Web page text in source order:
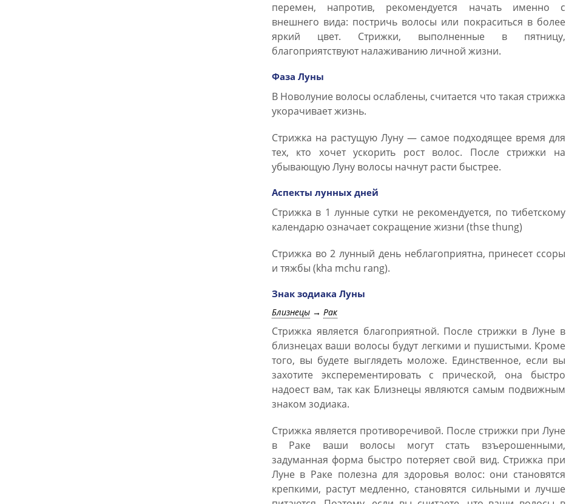
перемен, напротив, рекомендуется начать именно с
внешнего вида: постричь волосы или покраситься в более
яркий цвет. Стрижки, выполненные в пятницу,
благоприятствуют налаживанию личной жизни.
Фаза Луны
В Новолуние волосы ослаблены, считается что такая стрижка
укорачивает жизнь.
Стрижка на растущую Луну — самое подходящее время для
тех, кто хочет ускорить рост волос. После стрижки на
убывающую Луну волосы начнут расти быстрее.
Аспекты лунных дней
Стрижка в 1 лунные сутки не рекомендуется, по тибетскому
календарю означает сокращение жизни (thse thung)
Стрижка во 2 лунный день неблагоприятна, принесет ссоры
и тяжбы (kha mchu rang).
Знак зодиака Луны
Близнецы→ Рак
Стрижка является благоприятной. После стрижки в Луне в
близнецах ваши волосы будут легкими и пушистыми. Кроме
того, вы будете выглядеть моложе. Единственное, если вы
захотите эксперементировать с прической, она быстро
надоест вам, так как Близнецы являются самым подвижным
знаком зодиака.
Стрижка является противоречивой. После стрижки при Луне
в Раке ваши волосы могут стать взъерошенными,
задуманная форма быстро потеряет свой вид. Стрижка при
Луне в Раке полезна для здоровья волос: они становятся
крепкими, растут медленно, становятся сильными и лучше